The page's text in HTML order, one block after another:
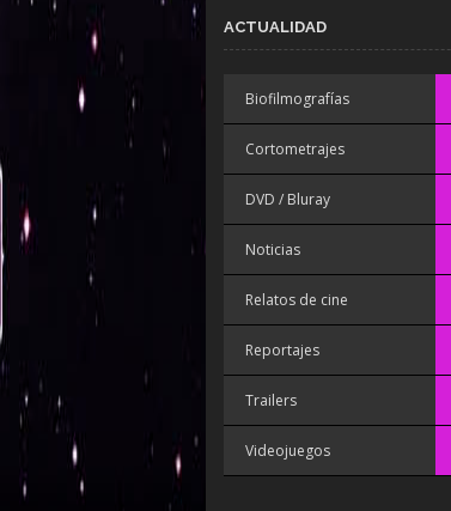
ACTUALIDAD
Biofilmografías
Cortometrajes
DVD / Bluray
Noticias
Relatos de cine
Reportajes
Trailers
Videojuegos